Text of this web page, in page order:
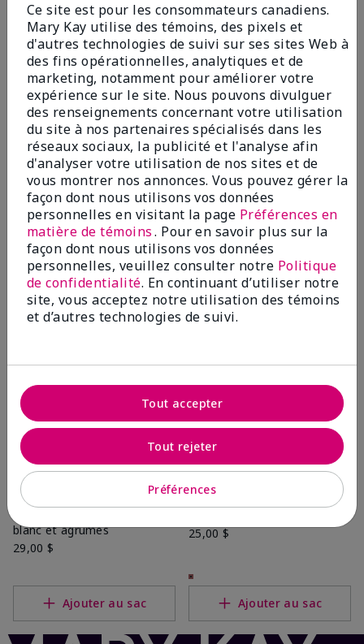
Brume de finition de
maquillage par Skindinävia
Mary Kayᴹᴰ
28,00 $
Ajouter au sac
Ensemble Satin Lipsᴹᴰ Thé
blanc et agrumes
32,00 $
Ajouter au sac
Lotion soyeuse au beurre de
blanc et agrumes
29,00 $
Ajouter au sac
Mascara Lash Intensityᴹᴰ
25,00 $
Ajouter au sac
Ce site est pour les consommateurs canadiens.
Mary Kay utilise des témoins, des pixels et
d'autres technologies de suivi sur ses sites Web à
des fins opérationnelles, analytiques et de
marketing, notamment pour améliorer votre
expérience sur le site. Nous pouvons divulguer
des renseignements concernant votre utilisation
du site à nos partenaires spécialisés dans les
réseaux sociaux, la publicité et l'analyse afin
d'analyser votre utilisation de nos sites et de
vous montrer nos annonces. Vous pouvez gérer la
façon dont nous utilisons vos données
personnelles en visitant la page Préférences en
matière de témoins. Pour en savoir plus sur la
façon dont nous utilisons vos données
personnelles, veuillez consulter notre Politique
de confidentialité. En continuant d’utiliser notre
site, vous acceptez notre utilisation des témoins
et d’autres technologies de suivi.
Préférences
Tout rejeter
Tout accepter